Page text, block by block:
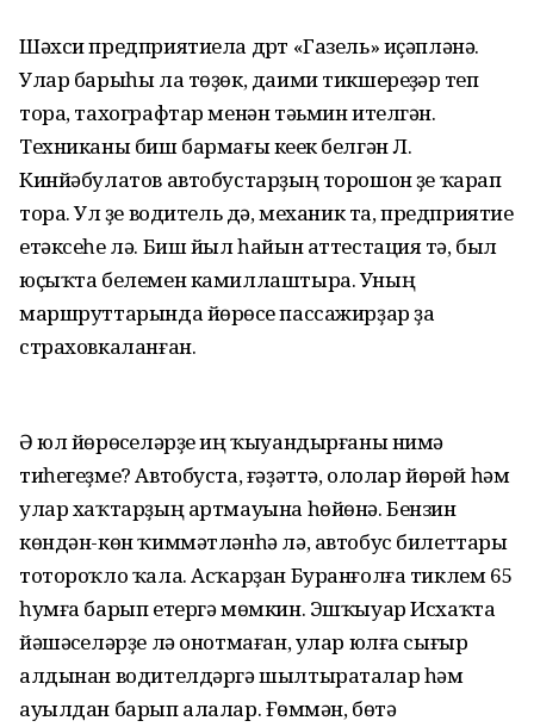
Шәхси предприятиела дүрт «Газель» иҫәпләнә.
Улар барыһы ла төҙөк, даими тикшереүҙәр үтеп
тора, тахографтар менән тәьмин ителгән.
Техниканы биш бармағы кеүек белгән Л.
Кинйәбулатов автобустарҙың торошон үҙе ҡарап
тора. Ул үҙе водитель дә, механик та, предприятие
етәксеһе лә. Биш йыл һайын аттестация үтә, был
юҫыҡта белемен камиллаштыра. Уның
маршруттарында йөрөүсе пассажирҙар ҙа
страховкаланған.
Ә юл йөрөүселәрҙе иң ҡыуандырғаны нимә
тиһегеҙме? Автобуста, ғәҙәттә, ололар йөрөй һәм
улар хаҡтарҙың артмауына һөйөнә. Бензин
көндән-көн ҡиммәтләнһә лә, автобус билеттары
тотороҡло ҡала. Асҡарҙан Буранғолға тиклем 65
һумға барып етергә мөмкин. Эшҡыуар Исхаҡта
йәшәүселәрҙе лә онотмаған, улар юлға сығыр
алдынан водителдәргә шылтыраталар һәм
ауылдан барып алалар. Ғөмүмән, бөтә